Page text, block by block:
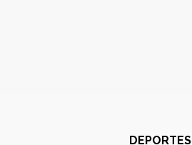
DEPORTES